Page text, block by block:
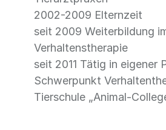
2002-2009 Elternzeit
seit 2009 Weiterbildung
Verhaltenstherapie
seit 2011 Tätig in eigener
Schwerpunkt
Tierschule „Animal-